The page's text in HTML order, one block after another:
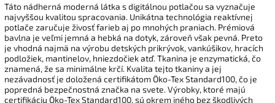
Táto nádherná moderná látka s digitálnou potlačou sa vyznačuje
najvyššou kvalitou spracovania. Unikátna technológia reaktívnej
potlače zaručuje živosť farieb aj po mnohých praniach. Prémiová
bavlna je veľmi jemná a hebká na dotyk, zároveň však pevná. Preto
je vhodná najmä na výrobu detských prikrývok, vankúšikov, hracích
podložiek, mantinelov, hniezdočiek atď. Tkanina je enzymatická, čo
znamená, že sa minimálne krčí. Kvalita tejto tkaniny a jej
nezávadnosť je doložená certifikátom Öko-Tex Standard100, čo je
popredná bezpečnostná značka na svete. Výrobky, ktoré majú
certifikáciu Öko-Tex Standard100, sú okrem iného bez škodlivých